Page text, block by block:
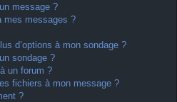
message ?
mes messages ?
d’options à mon sondage ?
sondage ?
un forum ?
fichiers à mon message ?
?